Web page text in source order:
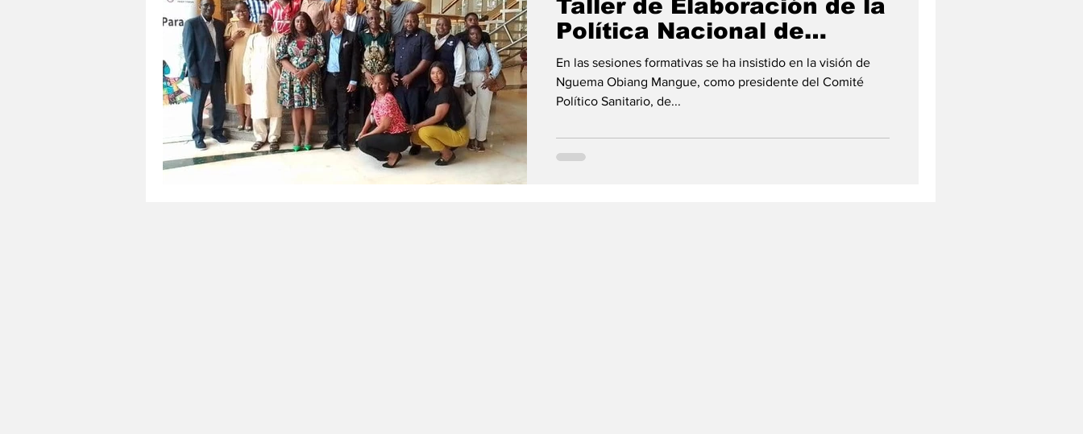
Tecnología Agricultura Religión
Taller de Elaboración de la
Política Nacional de
Laboratorios.
En las sesiones formativas se ha insistido en la visión de
Nguema Obiang Mangue, como presidente del Comité
Político Sanitario, de...